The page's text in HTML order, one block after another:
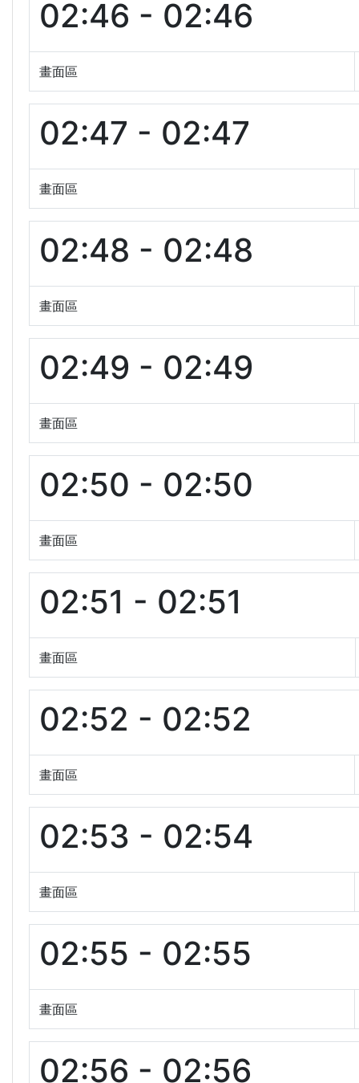
02:46 - 02:46
畫面區
02:47 - 02:47
畫面區
02:48 - 02:48
畫面區
02:49 - 02:49
畫面區
02:50 - 02:50
畫面區
02:51 - 02:51
畫面區
02:52 - 02:52
畫面區
02:53 - 02:54
畫面區
02:55 - 02:55
畫面區
02:56 - 02:56